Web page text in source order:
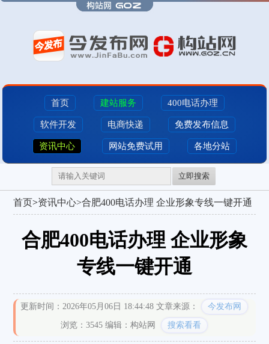
首页 建站服务 400电话办理
软件开发 电商快递 免费发布信息
资讯中心 网站免费试用 各地分站
立即搜索
首页>资讯中心>合肥400电话办理 企业形象专线一键开通
合肥400电话办理 企业形象
专线一键开通
更新时间：2026年05月06日 18:44:48 文章来源： 今发布网
浏览：3545 编辑：构站网 搜索看看